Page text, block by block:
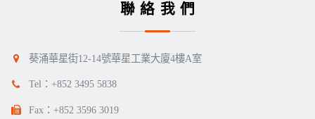
聯絡我們
葵涌華星街12-14號華星工業大廈4樓A室
Tel： +852 3495 5838
Fax：+852 3596 3019